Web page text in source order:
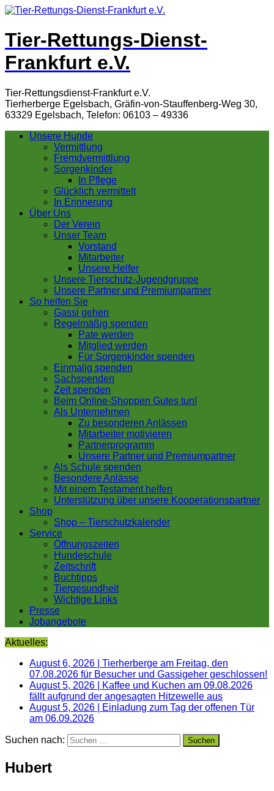
Tier-Rettungs-Dienst-
Frankfurt e.V.
Tier-Rettungsdienst-Frankfurt e.V.
Tierherberge Egelsbach, Gräfin-von-Stauffenberg-Weg 30,
63329 Egelsbach, Telefon: 06103 – 49336
Unsere Hunde
Vermittlung
Fremdvermittlung
Sorgenkinder
In Pflege
Glücklich vermittelt
In Erinnerung
Über Uns
Der Verein
Unser Team
Vorstand
Mitarbeiter
Unsere Helfer
Unsere Tierschutz-Jugendgruppe
Unsere Partner und Premiumpartner
So helfen Sie
Gassi gehen
Regelmäßig spenden
Pate werden
Mitglied werden
Für Sorgenkinder spenden
Einmalig spenden
Sachspenden
Zeit spenden
Beim Online-Shoppen Gutes tun!
Als Unternehmen
Zu besonderen Anlässen
Mitarbeiter motivieren
Partnerprogramm
Unsere Partner und Premiumpartner
Als Schule spenden
Besondere Anlässe
Mit einem Testament helfen
Unterstützung über unsere Kooperationspartner
Shop
Shop – Tierschutzkalender
Service
Öffnungszeiten
Hundeschule
Zeitschrift
Buchtipps
Tiergesundheit
Wichtige Links
Presse
Jobangebote
Aktuelles:
August 6, 2026
Tierherberge am Freitag, den
07.08.2026 für Besucher und Gassigeher geschlossen!
August 5, 2026
Kaffee und Kuchen am 09.08.2026
fällt aufgrund der angesagten Hitzewelle aus
August 5, 2026
Einladung zum Tag der offenen Tür
am 06.09.2026
Suchen nach:
Hubert